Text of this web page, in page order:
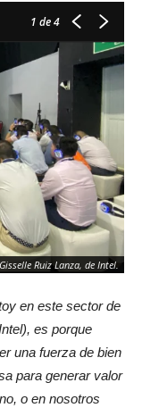
1 de 4
Gisselle Ruiz Lanza, de Intel.
en este sector de
es porque
una fuerza de bien
para generar valor
o en nosotros